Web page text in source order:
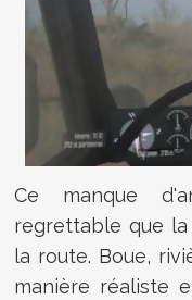
Ce manque
regrettable que
la route. Boue,
manière réaliste